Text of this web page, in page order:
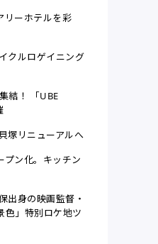
リーホテルを彩
クルロゲイニング
結！ 「UBE
塚リニューアルへ
プン化。キッチン
出身の映画監督・
色」特別ロケ地ツ